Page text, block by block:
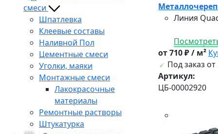
смеси
Шпатлевка
Клеевые составы
Наливной Пол
Цементные смеси
Уголки, маяки
Монтажные смеси
Лакокрасочные
материалы
Ремонтные растворы
Штукатурка
Линия
от 710 ₽ / м²
Под заказ от
Артикул:
ЦБ-00002920